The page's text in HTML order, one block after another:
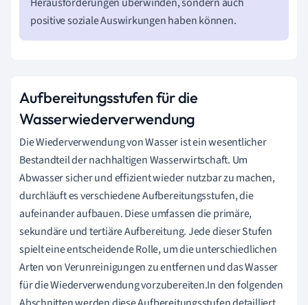
positive soziale Auswirkungen haben können.
Aufbereitungsstufen für die
Wasserwiederverwendung
Die Wiederverwendung von Wasser ist ein wesentlicher
Bestandteil der nachhaltigen Wasserwirtschaft. Um
Abwasser sicher und effizient wieder nutzbar zu machen,
durchläuft es verschiedene Aufbereitungsstufen, die
aufeinander aufbauen. Diese umfassen die primäre,
sekundäre und tertiäre Aufbereitung. Jede dieser Stufen
spielt eine entscheidende Rolle, um die unterschiedlichen
Arten von Verunreinigungen zu entfernen und das Wasser
für die Wiederverwendung vorzubereiten.In den folgenden